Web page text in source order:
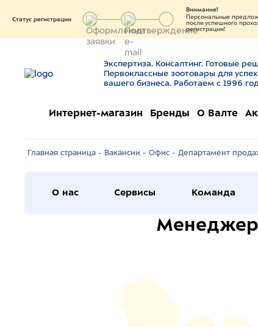
Статус регистрации
Внимание!
Персональные
после успешного
регистрации!
Экспертиза. Консалтинг. Готовые
Первоклассные зоотовары для
вашего бизнеса. Работаем с 1996
Интернет-магазин Бренды О Валте
Главная страница - Вакансии - Офис - Департамент
О нас Сервисы Команда
Менеджер